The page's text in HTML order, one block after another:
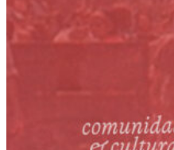
Más
Actividades & contenido